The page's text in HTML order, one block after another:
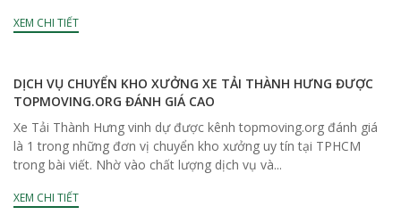
XEM CHI TIẾT
DỊCH VỤ CHUYỂN KHO XƯỞNG XE TẢI THÀNH HƯNG ĐƯỢC
TOPMOVING.ORG ĐÁNH GIÁ CAO
Xe Tải Thành Hưng vinh dự được kênh topmoving.org đánh giá
là 1 trong những đơn vị chuyển kho xưởng uy tín tại TPHCM
trong bài viết. Nhờ vào chất lượng dịch vụ và...
XEM CHI TIẾT